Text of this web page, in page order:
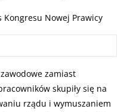
Kongresu Nowej Prawicy
zamiast
skupiły się na
rządu i wymuszaniem